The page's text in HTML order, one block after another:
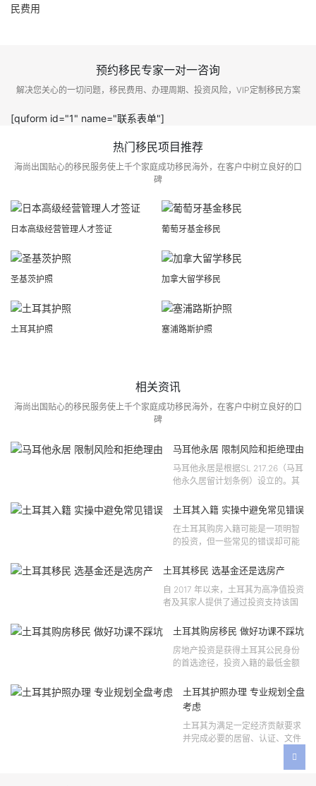
民费用
预约移民专家一对一咨询
解决您关心的一切问题，移民费用、办理周期、投资风险，VIP定制移民方案
[quform id="1" name="联系表单"]
热门移民项目推荐
海尚出国贴心的移民服务使上千个家庭成功移民海外，在客户中树立良好的口
碑
日本高级经营管理人才签证 葡萄牙基金移民
圣基茨护照 加拿大留学移民
土耳其护照 塞浦路斯护照
相关资讯
海尚出国贴心的移民服务使上千个家庭成功移民海外，在客户中树立良好的口
碑
马耳他永居 限制风险和拒绝理由
马耳他永居是根据SL 217.26（马耳
他永久居留计划条例）设立的。其
121 号法律公告，并随后根据2024
土耳其入籍 实操中避免常见错误
在土耳其购房入籍可能是一项明智
的投资，但一些常见的错误却可能
失。许多投资者轻信营销宣传或不
土耳其移民 选基金还是选房产
自 2017 年以来，土耳其为高净值投资
者及其家人提供了通过投资支持该国
会。 该计划的一大亮点在于其涵盖广
土耳其购房移民 做好功课不踩坑
房地产投资是获得土耳其公民身份
的首选途径，投资入籍的最低金额
二手房产。这一门槛自2019年调整
以来一直未变，适用于经持牌...
土耳其护照办理 专业规划全盘
考虑
土耳其为满足一定经济贡献要求
并完成必要的居留、认证、文件
准备和入籍申请步骤的外国投资